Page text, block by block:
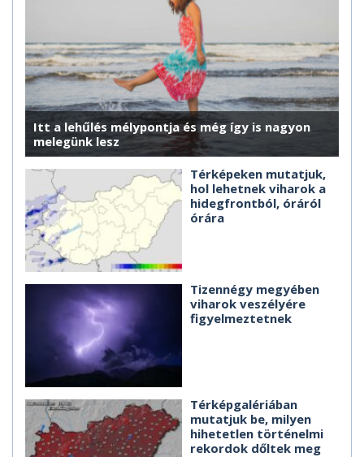
Itt a lehűlés mélypontja és még így is nagyon
melegünk lesz
Térképeken mutatjuk,
hol lehetnek viharok a
hidegfrontból, óráról
órára
Tizennégy megyében
viharok veszélyére
figyelmeztetnek
Térképgalériában
mutatjuk be, milyen
hihetetlen történelmi
rekordok dőltek meg